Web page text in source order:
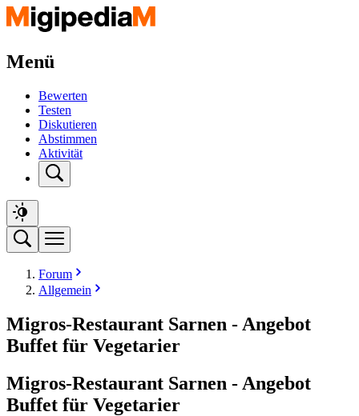
Menü
Bewerten
Testen
Diskutieren
Abstimmen
Aktivität
Forum
Allgemein
Migros-Restaurant Sarnen - Angebot
Buffet für Vegetarier
Migros-Restaurant Sarnen - Angebot
Buffet für Vegetarier